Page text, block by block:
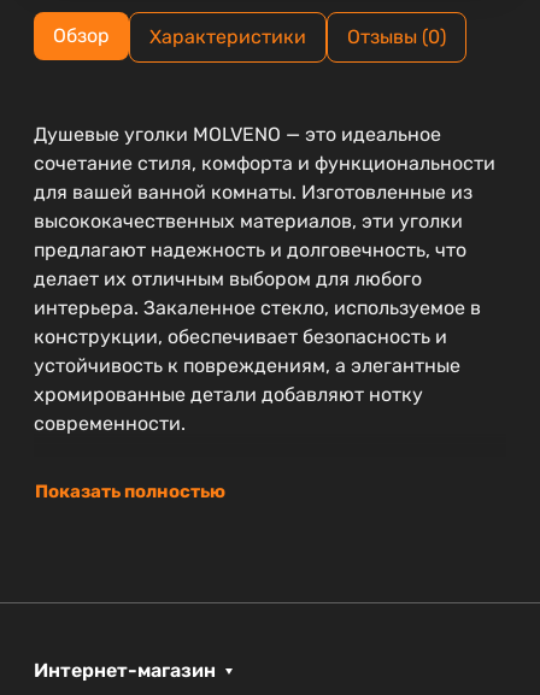
Обзор Характеристики Отзывы (0)
Душевые уголки MOLVENO — это идеальное
сочетание стиля, комфорта и функциональности
для вашей ванной комнаты. Изготовленные из
высококачественных материалов, эти уголки
предлагают надежность и долговечность, что
делает их отличным выбором для любого
интерьера. Закаленное стекло, используемое в
конструкции, обеспечивает безопасность и
устойчивость к повреждениям, а элегантные
хромированные детали добавляют нотку
современности.
Показать полностью
Интернет-магазин